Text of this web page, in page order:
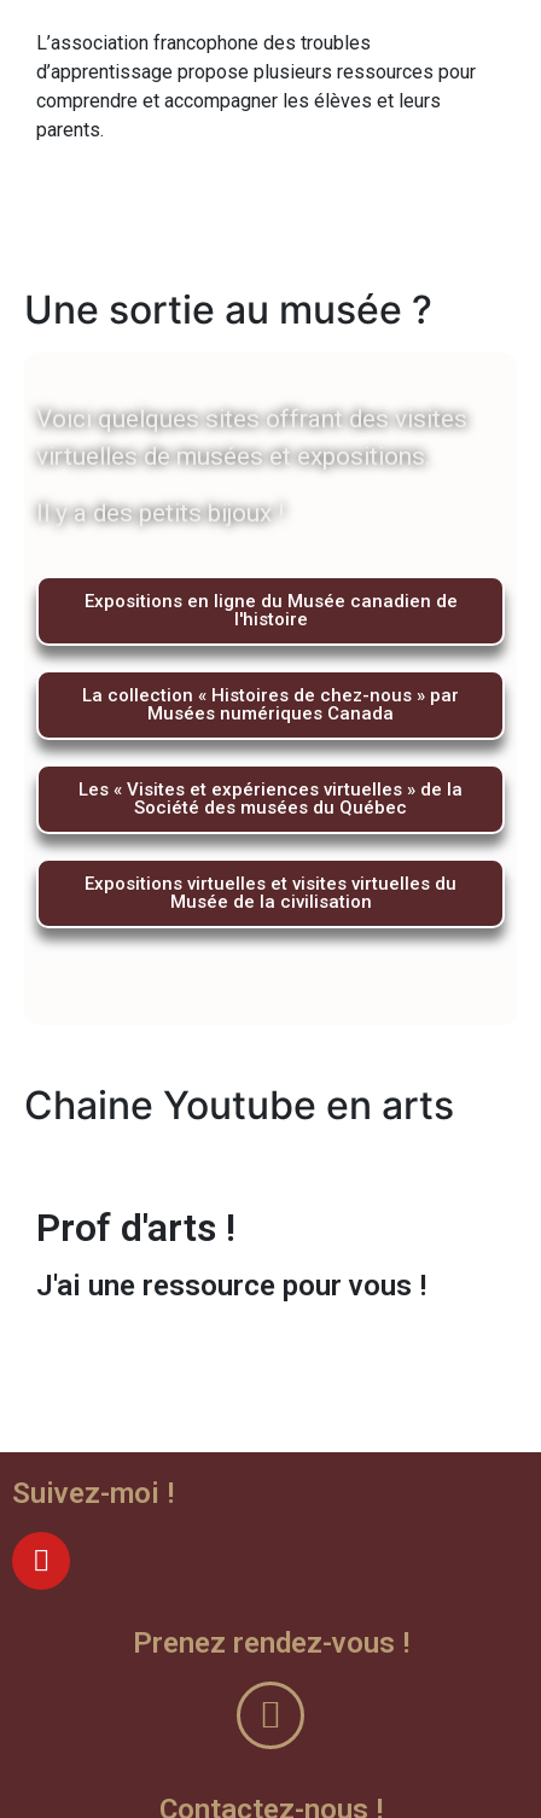
L’association francophone des troubles
d’apprentissage propose plusieurs ressources pour
comprendre et accompagner les élèves et leurs
parents.
Une sortie au musée ?
Voici quelques sites offrant des visites
virtuelles de musées et expositions.
Il y a des petits bijoux !
Expositions en ligne du Musée canadien de
l'histoire
La collection « Histoires de chez-nous » par
Musées numériques Canada
Les « Visites et expériences virtuelles » de la
Société des musées du Québec
Expositions virtuelles et visites virtuelles du
Musée de la civilisation
Chaine Youtube en arts
Prof d'arts !
J'ai une ressource pour vous !
Suivez-moi !
Prenez rendez-vous !
Contactez-nous !